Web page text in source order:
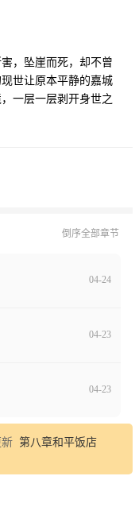
，坠崖而死，却不曾
世让原本平静的嘉城
一层一层剥开身世之
倒序全部章节
04-24
04-23
04-23
新 第八章和平饭店